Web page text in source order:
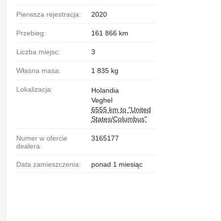
Pierwsza rejestracja: 2020
Przebieg: 161 866 km
Liczba miejsc: 3
Własna masa: 1 835 kg
Lokalizacja:
Holandia
Veghel
6555 km to "United
States/Columbus"
Numer w ofercie
dealera:
3165177
Data zamieszczenia: ponad 1 miesiąc